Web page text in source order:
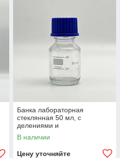
Банка лабораторная
стеклянная 50 мл, с
делениями и
навинчивающейся
полипропиленовой крышкой,
В наличии
Цену уточняйте